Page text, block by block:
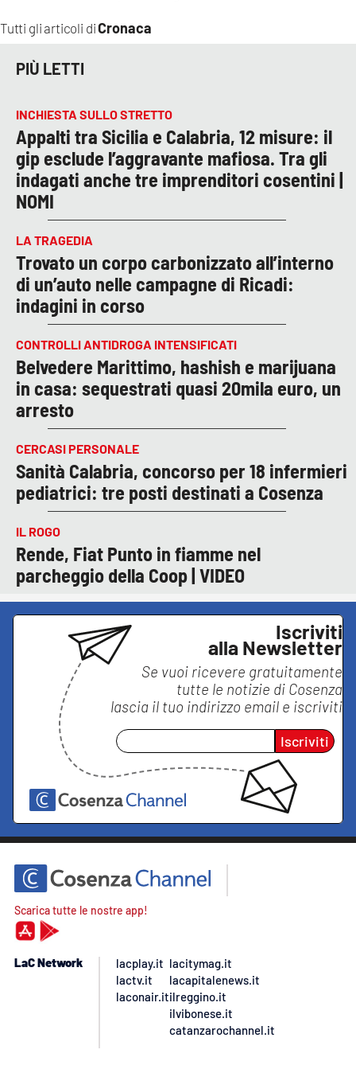
Tutti gli articoli diCronaca
PIÙ LETTI
INCHIESTA SULLO STRETTO
Appalti tra Sicilia e Calabria, 12 misure: il
gip esclude l’aggravante mafiosa. Tra gli
indagati anche tre imprenditori cosentini |
NOMI
LA TRAGEDIA
Trovato un corpo carbonizzato all’interno
di un’auto nelle campagne di Ricadi:
indagini in corso
CONTROLLI ANTIDROGA INTENSIFICATI
Belvedere Marittimo, hashish e marijuana
in casa: sequestrati quasi 20mila euro, un
arresto
CERCASI PERSONALE
Sanità Calabria, concorso per 18 infermieri
pediatrici: tre posti destinati a Cosenza
IL ROGO
Rende, Fiat Punto in fiamme nel
parcheggio della Coop | VIDEO
Iscriviti
alla Newsletter
Se vuoi ricevere gratuitamente
tutte le notizie di Cosenza
lascia il tuo indirizzo email e iscriviti
Iscriviti
Scarica tutte le nostre app!
LaC Network
lacplay.it
lactv.it
laconair.it
lacitymag.it
lacapitalenews.it
ilreggino.it
ilvibonese.it
catanzarochannel.it